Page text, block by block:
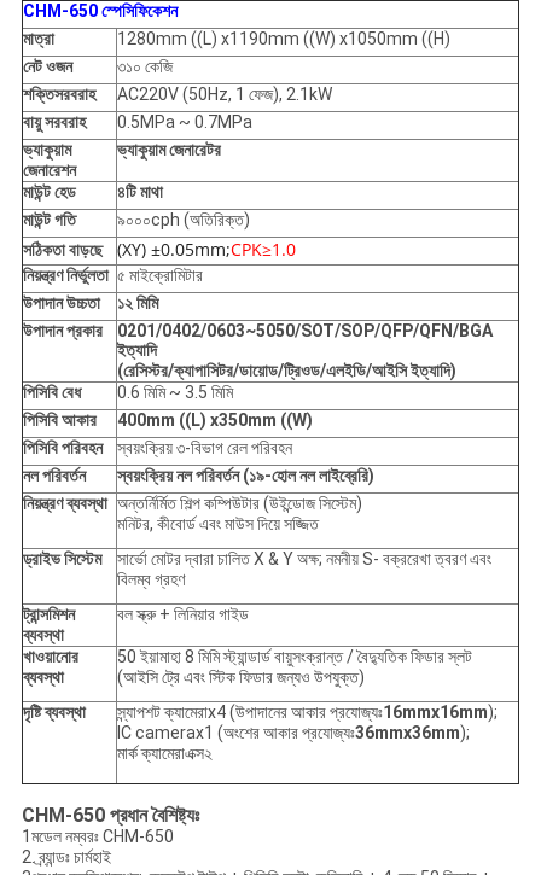
CHM-650 স্পেসিফিকেশন
মাত্রা
1280mm ((L) x1190mm ((W) x1050mm ((H)
নেট ওজন
৩১০ কেজি
শক্তিসরবরাহ
AC220V (50Hz, 1 ফেজ), 2.1kW
বায়ু সরবরাহ
0.5MPa ~ 0.7MPa
ভ্যাকুয়াম
জেনারেশন
ভ্যাকুয়াম জেনারেটর
মাউন্ট হেড
৪টি মাথা
মাউন্ট গতি
৯০০০cph (অতিরিক্ত)
সঠিকতা বাড়ছে
(XY) ±0.05mm;CPK≥1.0
নিয়ন্ত্রণ নির্ভুলতা ৫ মাইক্রোমিটার
উপাদান উচ্চতা
১২ মিমি
উপাদান প্রকার
0201/0402/0603~5050/SOT/SOP/QFP/QFN/BGA
ইত্যাদি
(রেসিস্টর/ক্যাপাসিটর/ডায়োড/ট্রিওড/এলইডি/আইসি ইত্যাদি)
পিসিবি বেধ
0.6 মিমি ~ 3.5 মিমি
পিসিবি আকার
400mm ((L) x350mm ((W)
পিসিবি পরিবহন
স্বয়ংক্রিয় ৩-বিভাগ রেল পরিবহন
নল পরিবর্তন
স্বয়ংক্রিয় নল পরিবর্তন (১৯-হোল নল লাইব্রেরি)
নিয়ন্ত্রণ ব্যবস্থা অন্তর্নির্মিত শিল্প কম্পিউটার (উইন্ডোজ সিস্টেম)
মনিটর, কীবোর্ড এবং মাউস দিয়ে সজ্জিত
ড্রাইভ সিস্টেম
সার্ভো মোটর দ্বারা চালিত X & Y অক্ষ; নমনীয় S- বক্ররেখা ত্বরণ এবং
বিলম্ব গ্রহণ
ট্রান্সমিশন
ব্যবস্থা
বল স্ক্রু + লিনিয়ার গাইড
খাওয়ানোর
ব্যবস্থা
50 ইয়ামাহা 8 মিমি স্ট্যান্ডার্ড বায়ুসংক্রান্ত / বৈদ্যুতিক ফিডার স্লট
(আইসি ট্রে এবং স্টিক ফিডার জন্যও উপযুক্ত)
দৃষ্টি ব্যবস্থা
স্ন্যাপশট ক্যামেরাx4 (উপাদানের আকার প্রযোজ্যঃ16mmx16mm);
IC camerax1 (অংশের আকার প্রযোজ্যঃ36mmx36mm);
মার্ক ক্যামেরাএক্স২
CHM-650 প্রধান বৈশিষ্ট্যঃ
1মডেল নম্বরঃ CHM-650
2. ব্র্যান্ডঃ চার্মহাই